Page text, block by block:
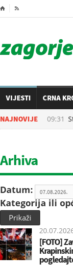
⌂ 
VIJESTI CRNA
NAJNOVIJE
u 09:31
Arhiva
Datum:
Kategorija ili
Prikaži
[FOTO]